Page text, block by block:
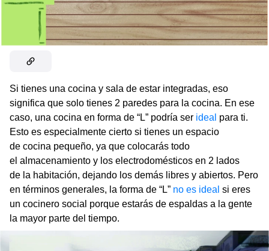
Si tienes una cocina y sala de estar integradas, eso
significa que solo tienes 2 paredes para la cocina. En ese
caso, una cocina en forma de “L” podría ser ideal para ti.
Esto es especialmente cierto si tienes un espacio
de cocina pequeño, ya que colocarás todo
el almacenamiento y los electrodomésticos en 2 lados
de la habitación, dejando los demás libres y abiertos. Pero
en términos generales, la forma de “L” no es ideal si eres
un cocinero social porque estarás de espaldas a la gente
la mayor parte del tiempo.